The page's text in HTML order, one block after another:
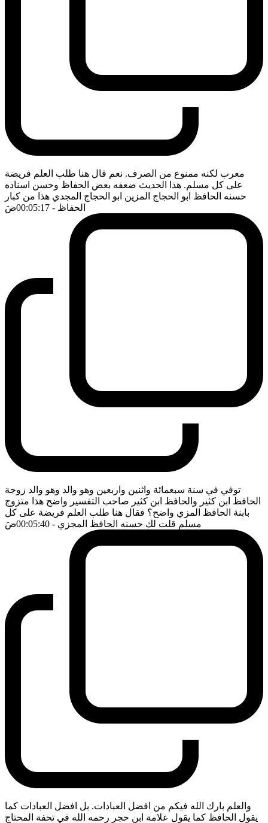
معرب لكنه ممنوع من الصرف. نعم قال هنا طلب العلم فريضة
على كل مسلم. هذا الحديث ضعفه بعض الحفاظ وحسن اسناده
حسنه الحافظ ابو الحجاج المزين ابو الحجاج المجدي هذا من كبار
الحفاظ - 00:05:17 ضَ
توفي في سنة سبعمائة واثنين واربعين وهو والد وهو والد زوجة
الحافظ ابن كثير والحافظ ابن كثير صاحب التفسير واضح هذا متزوج
بابنة الحافظ المزي واضح؟ فقال هنا طلب العلم فريضة على كل
مسلم قلت لك حسنه الحافظ المجزي - 00:05:40 ضَ
والعلم بارك الله فيكم من افضل العبادات. بل افضل العبادات كما
يقول الحافظ كما يقول علامة ابن حجر رحمه الله في تحفة المحتاج